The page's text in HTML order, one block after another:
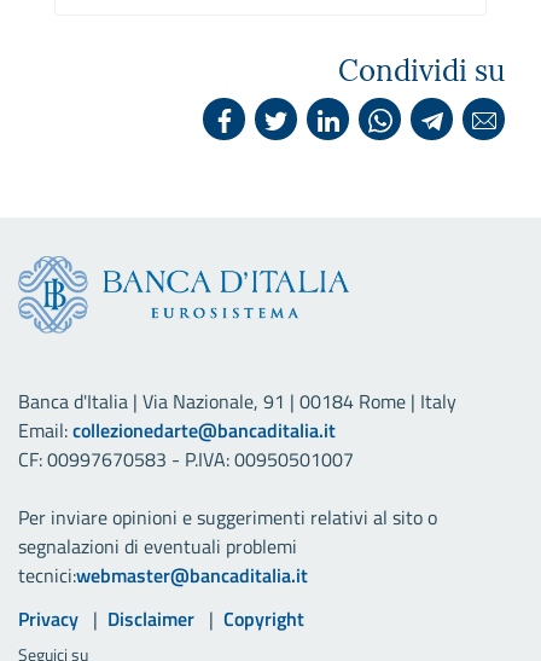
Condividi su
Banca d'Italia | Via Nazionale, 91 | 00184 Rome | Italy
Email:collezionedarte@bancaditalia.it
CF: 00997670583 - P.IVA: 00950501007
Per inviare opinioni e suggerimenti relativi al sito o
segnalazioni di eventuali problemi
tecnici:webmaster@bancaditalia.it
Link utili
Privacy Disclaimer Copyright
Seguici su